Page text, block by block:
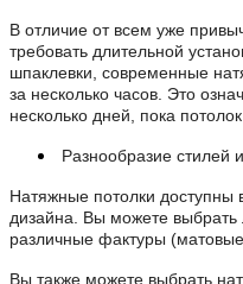
В отличие от всем уже
требовать длительной
шпаклевки, современные
за несколько часов. Это
несколько дней, пока
Разнообразие стилей
Натяжные потолки доступны
дизайна. Вы можете выбрать
различные фактуры
Вы также можете выбрать